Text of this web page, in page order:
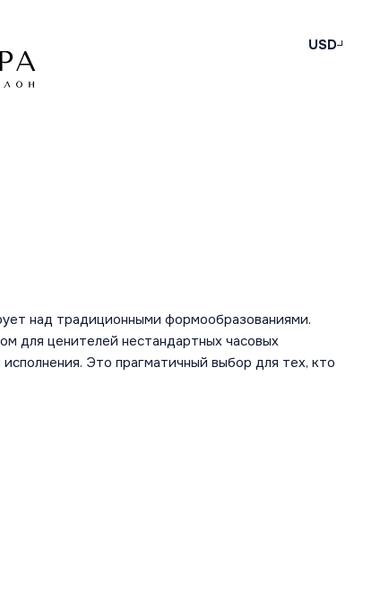
USD
над традиционными формообразованиями.
для ценителей нестандартных часовых
Это прагматичный выбор для тех, кто